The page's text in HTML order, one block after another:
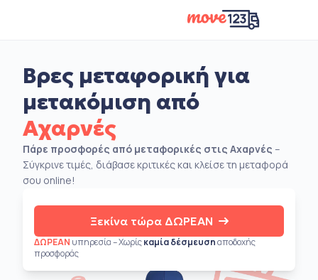
Βρες μεταφορική για
μετακόμιση από
Αχαρνές
Πάρε προσφορές από μεταφορικές στις Αχαρνές –
Σύγκρινε τιμές, διάβασε κριτικές και κλείσε τη μεταφορά
σου online!
Ξεκίνα τώρα ΔΩΡΕΑΝ
ΔΩΡΕΑΝ υπηρεσία – Χωρίςκαμία δέσμευσηαποδοχής
προσφοράς